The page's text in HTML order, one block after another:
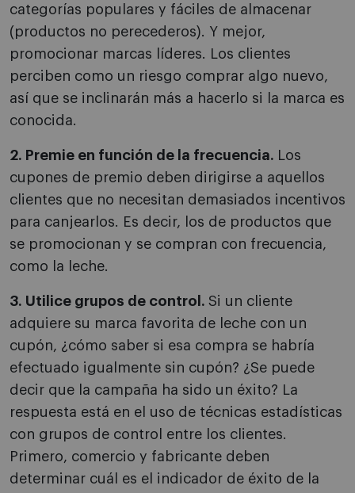
categorías populares y fáciles de almacenar
(productos no perecederos). Y mejor,
promocionar marcas líderes. Los clientes
perciben como un riesgo comprar algo nuevo,
así que se inclinarán más a hacerlo si la marca es
conocida.
2. Premie en función de la frecuencia. Los
cupones de premio deben dirigirse a aquellos
clientes que no necesitan demasiados incentivos
para canjearlos. Es decir, los de productos que
se promocionan y se compran con frecuencia,
como la leche.
3. Utilice grupos de control. Si un cliente
adquiere su marca favorita de leche con un
cupón, ¿cómo saber si esa compra se habría
efectuado igualmente sin cupón? ¿Se puede
decir que la campaña ha sido un éxito? La
respuesta está en el uso de técnicas estadísticas
con grupos de control entre los clientes.
Primero, comercio y fabricante deben
determinar cuál es el indicador de éxito de la